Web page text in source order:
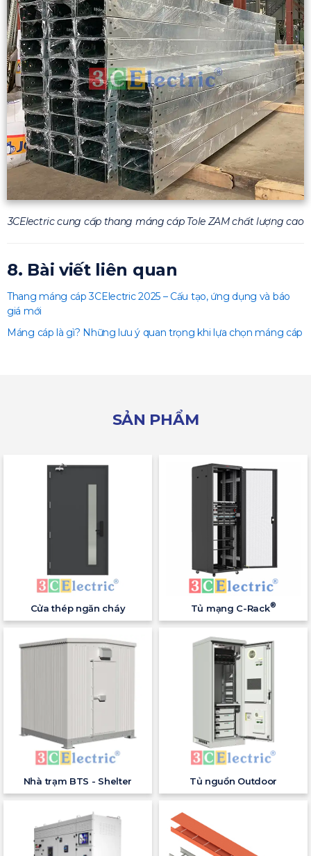
3CElectric cung cấp thang máng cáp Tole ZAM chất lượng cao
8. Bài viết liên quan
Thang máng cáp 3CElectric 2025 – Cấu tạo, ứng dụng và báo
giá mới
Máng cáp là gì? Những lưu ý quan trọng khi lựa chọn máng cáp
SẢN PHẨM
Cửa thép ngăn cháy Tủ mạng C-Rack®
Nhà trạm BTS - Shelter Tủ nguồn Outdoor